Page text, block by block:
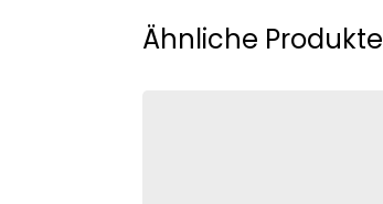
Ähnliche Produkte